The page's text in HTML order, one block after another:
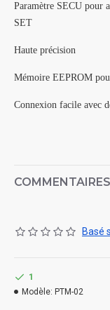
Paramètre SECU pour
SET
Haute précision
Mémoire EEPROM
Connexion facile avec
COMMENTAIRES
Basé
1
Modèle: PTM-02